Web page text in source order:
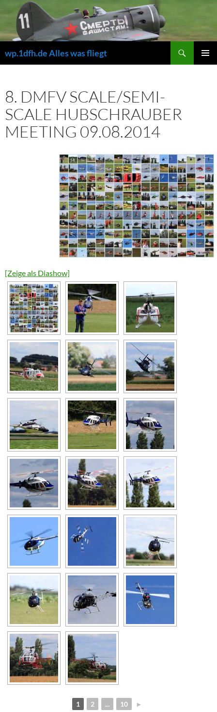
Inhalt
springen
wp.1dfh.de Alles was fliegt
8. DMFV SCALE/SEMI-
SCALE HUBSCHRAUBER
MEETING 09.08.2014
[Zeige als Diashow]
1 2 ... 10 ►